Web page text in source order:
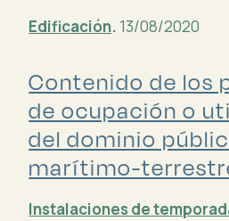
Edificación. 13/08/2020
Contenido de los
de ocupación o
del dominio
marítimo-
Instalaciones de